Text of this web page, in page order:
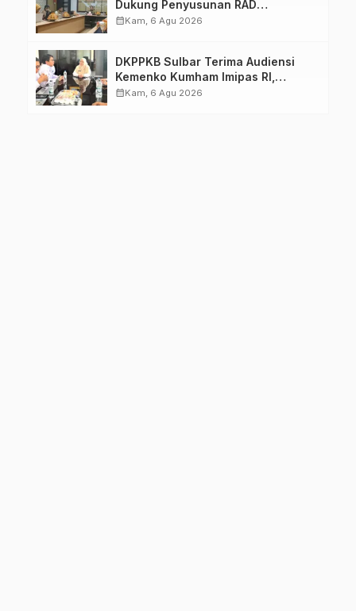
Dukung Penyusunan RAD
TPB/SDGs Sulawesi Barat
calendar_monthKam, 6 Agu 2026
DKPPKB Sulbar Terima Audiensi
Kemenko Kumham Imipas RI,
Perkuat Pelayanan Kesehatan bagi
calendar_monthKam, 6 Agu 2026